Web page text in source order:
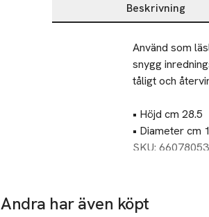
Beskrivning
Beskrivning
Använd som
snygg
tåligt och
• Höjd cm 28.5
• Diameter cm
• Längd sladd
SKU: 66078053
Andra har även köpt